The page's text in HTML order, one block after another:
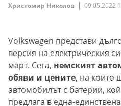
Христомир Николов 09.05.2022
Volkswagen представи
версия на електрическия
март. Сега, немският
обяви и цените, на които
автомобилът с батерии,
предлага в една-